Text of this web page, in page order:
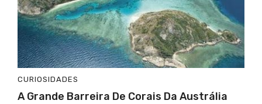
CURIOSIDADES
A Grande Barreira De Corais Da Austrália